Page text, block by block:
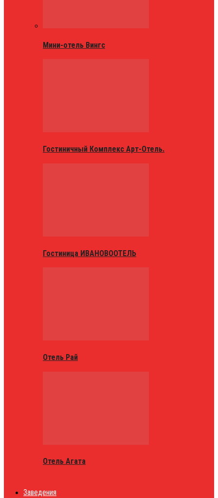
Мини-отель Вингс
Гостиничный Комплекс Арт-Отель.
Гостиница ИВАНОВООТЕЛЬ
Отель Рай
Отель Агата
Заведения